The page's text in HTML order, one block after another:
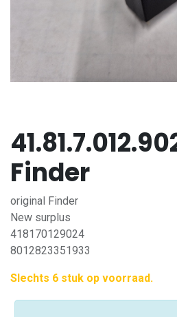
Finder
original Finder
New surplus
418170129024
8012823351933
Slechts 6 stuk op voorraad.